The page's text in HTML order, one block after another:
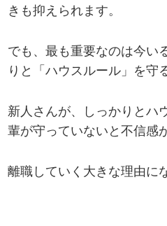
きも抑えられます。
でも、最も重要なのは今い
りと「ハウスルール」を守
新人さんが、しっかりとハ
輩が守っていないと不信感
離職していく大きな理由に